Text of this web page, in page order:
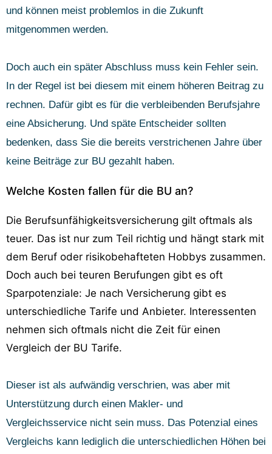
und können meist problemlos in die Zukunft
mitgenommen werden.
Doch auch ein später Abschluss muss kein Fehler sein.
In der Regel ist bei diesem mit einem höheren Beitrag zu
rechnen. Dafür gibt es für die verbleibenden Berufsjahre
eine Absicherung. Und späte Entscheider sollten
bedenken, dass Sie die bereits verstrichenen Jahre über
keine Beiträge zur BU gezahlt haben.
Welche Kosten fallen für die BU an?
Die Berufsunfähigkeitsversicherung gilt oftmals als
teuer. Das ist nur zum Teil richtig und hängt stark mit
dem Beruf oder risikobehafteten Hobbys zusammen.
Doch auch bei teuren Berufungen gibt es oft
Sparpotenziale: Je nach Versicherung gibt es
unterschiedliche Tarife und Anbieter. Interessenten
nehmen sich oftmals nicht die Zeit für einen
Vergleich der BU Tarife.
Dieser ist als aufwändig verschrien, was aber mit
Unterstützung durch einen Makler- und
Vergleichsservice nicht sein muss. Das Potenzial eines
Vergleichs kann lediglich die unterschiedlichen Höhen bei